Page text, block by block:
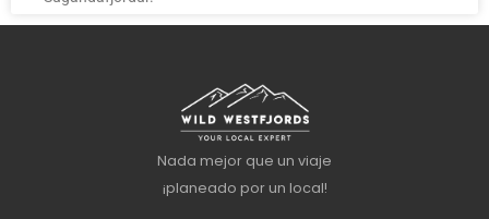
Nada mejor que un viaje
¡planeado por un local!